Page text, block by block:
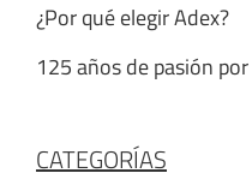
¿Por qué elegir Adex?
125 años de pasión
CATEGORÍAS